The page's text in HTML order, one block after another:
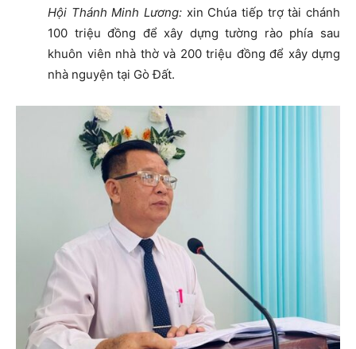
Hội Thánh Minh Lương: xin Chúa tiếp trợ tài chánh
100 triệu đồng để xây dựng tường rào phía sau
khuôn viên nhà thờ và 200 triệu đồng để xây dựng
nhà nguyện tại Gò Đất.